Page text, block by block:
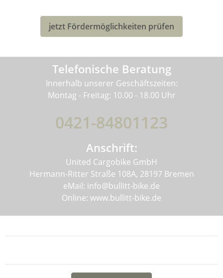
jetzt Fördermöglichkeiten prüfen
Telefonische Beratung
Innerhalb unserer Geschäftszeiten:
Montag - Freitag: 10.00 - 18.00 Uhr
0421-84801123
Anschrift:
United Cargobike GmbH
Hermann-Ritter Straße 108A, 28197 Bremen
eMail: info@bullitt-bike.de
Online: www.bullitt-bike.de